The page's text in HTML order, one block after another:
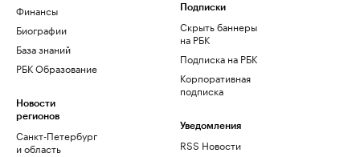
Финансы
Биографии
База знаний
РБК Образование
Новости
регионов
Санкт-Петербург
и область
Подписки
Скрыть баннеры
на РБК
Подписка на РБК
Корпоративная
подписка
Уведомления
RSS Новости